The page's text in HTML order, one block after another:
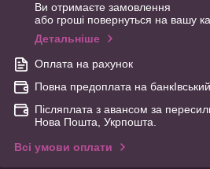
Ви отримаєте замовлення
або гроші повернуться на вашу
Детальніше
Оплата на рахунок
Повна предоплата на
Післяплата з авансом за
Нова Пошта, Укрпошта.
Всі умови оплати